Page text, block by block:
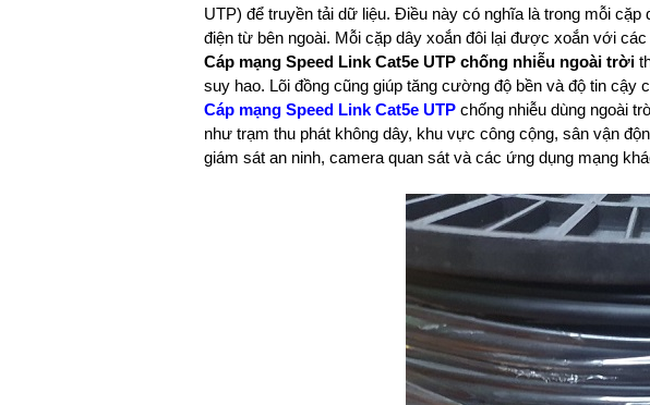
UTP) để truyền tải dữ liệu. Điều này có nghĩa là trong mỗi
điện từ bên ngoài. Mỗi cặp dây xoắn đôi lại được xoắn với
Cáp mạng Speed ​​Link Cat5e UTP chống nhiễu ngoài trời
suy hao. Lõi đồng cũng giúp tăng cường độ bền và độ tin cậy
Cáp mạng Speed ​​Link Cat5e UTPchống nhiễu dùng ngoài
như trạm thu phát không dây, khu vực công cộng, sân vận
giám sát an ninh, camera quan sát và các ứng dụng mạng